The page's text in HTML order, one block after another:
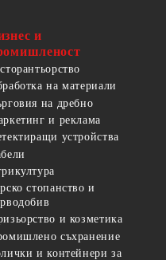
и
на материали
на дребно
и реклама
устройства
стопанство и
и козметика
съхранение
и контейнери за